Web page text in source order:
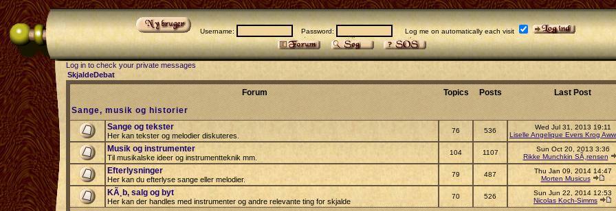
Username: Password: Log me on automatically each visit
Log in to check your private messages
SkjaldeDebat
Forum Topics Posts
Last Post
Sange, musik og historier
Sange og tekster
Her kan tekster og melodier diskuteres.
76 536
Wed Jul 31, 2013 19:11
Liselle Angelique Evers Krog
Musik og instrumenter
Til musikalske ideer og instrumentteknik mm.
104 1107
Sun Oct 20, 2013 3:36
Rikke Munchkin SÃ¸rensen
Efterlysninger
Her kan du efterlyse sange eller melodier.
79 487
Thu Jan 09, 2014 14:47
Morten Musicus
KÃ¸b, salg og byt
Her kan der handles med instrumenter og andre relevante ting for skjalde
70 526
Sun Jun 22, 2014 12:53
Nicolas Koch-Simms